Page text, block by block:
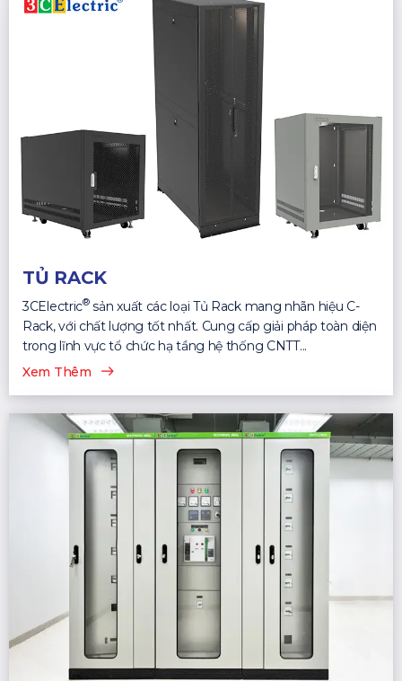
TỦ RACK
3CElectric®sản xuất các loại Tủ Rack mang nhãn hiệu C-
Rack, với chất lượng tốt nhất. Cung cấp giải pháp toàn diện
trong lĩnh vực tổ chức hạ tầng hệ thống CNTT...
Xem Thêm